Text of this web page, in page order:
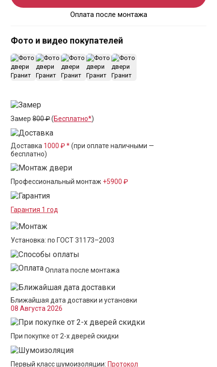
Оплата после монтажа
Фото и видео покупателей
Замер800 ₽(Бесплатно*)
Доставка 1000 ₽ *(при оплате наличными —
бесплатно)
Профессиональный монтаж +5900 ₽
Гарантия 1 год
Установка: по ГОСТ 31173–2003
Оплата после монтажа
Ближайшая дата доставки и установки
08 Августа 2026
При покупке от 2-х дверей скидки
Первый класс шумоизоляции: Протокол